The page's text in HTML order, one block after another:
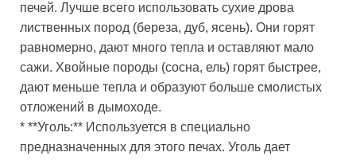
печей. Лучше всего использовать сухие дрова
лиственных пород (береза, дуб, ясень). Они горят
равномерно, дают много тепла и оставляют мало
сажи. Хвойные породы (сосна, ель) горят быстрее,
дают меньше тепла и образуют больше смолистых
отложений в дымоходе.
* **Уголь:** Используется в специально
предназначенных для этого печах. Уголь дает